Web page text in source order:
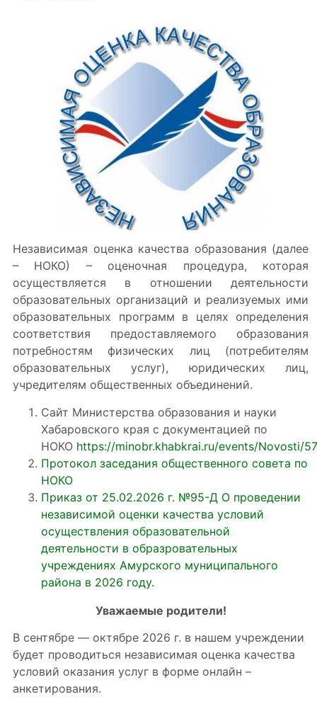
Независимая оценка качества образования (далее
– НОКО) – оценочная процедура, которая
осуществляется в отношении деятельности
образовательных организаций и реализуемых ими
образовательных программ в целях определения
соответствия предоставляемого образования
потребностям физических лиц (потребителям
образовательных услуг), юридических лиц,
учредителям общественных объединений.
Сайт Министерства образования и науки
Хабаровского края с документацией по
НОКО https://minobr.khabkrai.ru/events/Novosti/
Протокол заседания общественного совета по
НОКО
Приказ от 25.02.2026 г. №95-Д О проведении
независимой оценки качества условий
осуществления образовательной
деятельности в образровательных
учреждениях Амурского муниципального
района в 2026 году.
Уважаемые родители!
В сентябре — октябре 2026 г. в нашем учреждении
будет проводиться независимая оценка качества
условий оказания услуг в форме онлайн –
анкетирования.